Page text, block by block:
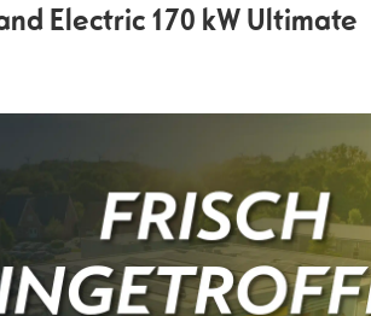
Electric 170 kW Ultimate